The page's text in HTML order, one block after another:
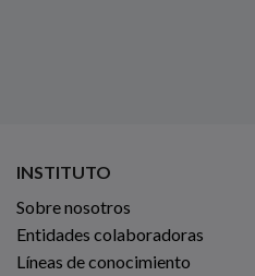
INSTITUTO
Sobre nosotros
Entidades colaboradoras
Líneas de conocimiento